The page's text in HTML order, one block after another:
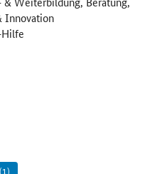
Innovation
(1)